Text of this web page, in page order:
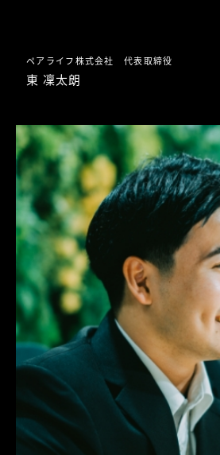
ペアライフ株式会社 代表取締役
東 凜太朗